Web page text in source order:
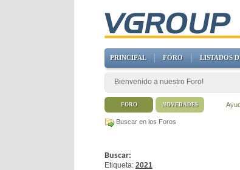
Buscar en los Foros
Buscar:
Etiqueta: 2021
PRINCIPAL FORO LISTADOS
Bienvenido a nuestro Foro!
FORO NOVEDADES